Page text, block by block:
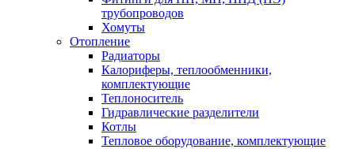
трубопроводов
Хомуты
Отопление
Радиаторы
Калориферы, теплообменники,
комплектующие
Теплоноситель
Гидравлические разделители
Котлы
Тепловое оборудование, комплектующие